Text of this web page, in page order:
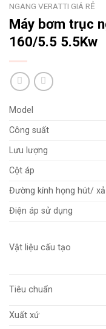
NGANG VERATTI GIÁ RẺ
Máy bơm trục
160/5.5 5.5Kw
Model
Công suất
Lưu lượng
Cột áp
Đường kính họng hút/ xả
Điện áp sử dụng
Vật liệu cấu tạo
Tiêu chuẩn
Xuất xứ